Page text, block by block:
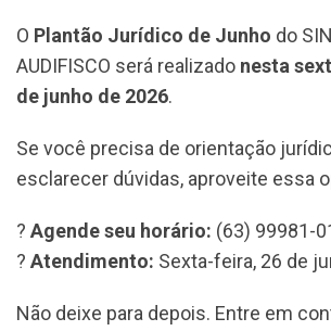
O Plantão Jurídico de Junho do
AUDIFISCO será realizado nesta
de junho de 2026.
Se você precisa de orientação
esclarecer dúvidas, aproveite essa
? Agende seu horário: (63) 99981-
? Atendimento: Sexta-feira, 26 de
Não deixe para depois. Entre em